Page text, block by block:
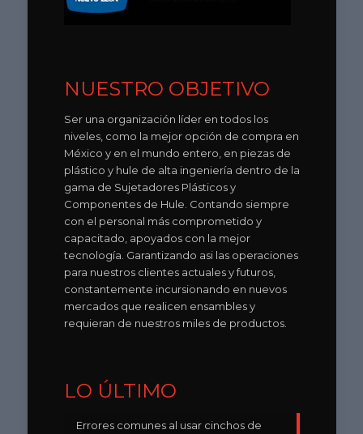
NUESTRO OBJETIVO
Ser una organización líder en todos los
niveles, como la mejor opción de compra en
México y en el mundo entero, en piezas de
plástico y hule de alta ingeniería dentro de la
gama de Sujetadores Plásticos y
Componentes de Hule. Contando siempre
con el personal más comprometido y
capacitado, apoyados con la mejor
tecnología. Garantizando asi las operaciones
para nuestros clientes actuales y futuros,
constantemente incursionando en nuevos
mercados que realicen ensambles y
requieran de nuestros miles de productos.
LO ÚLTIMO
Errores comunes al usar cinchos de